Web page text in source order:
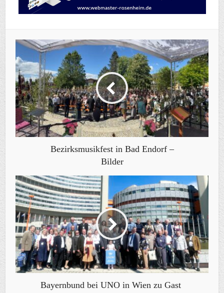
Bezirksmusikfest in Bad Endorf –
Bilder
Bayernbund bei UNO in Wien zu Gast